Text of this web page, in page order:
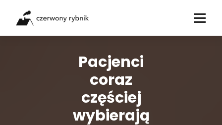
content
Pacjenci
coraz
częściej
wybierają